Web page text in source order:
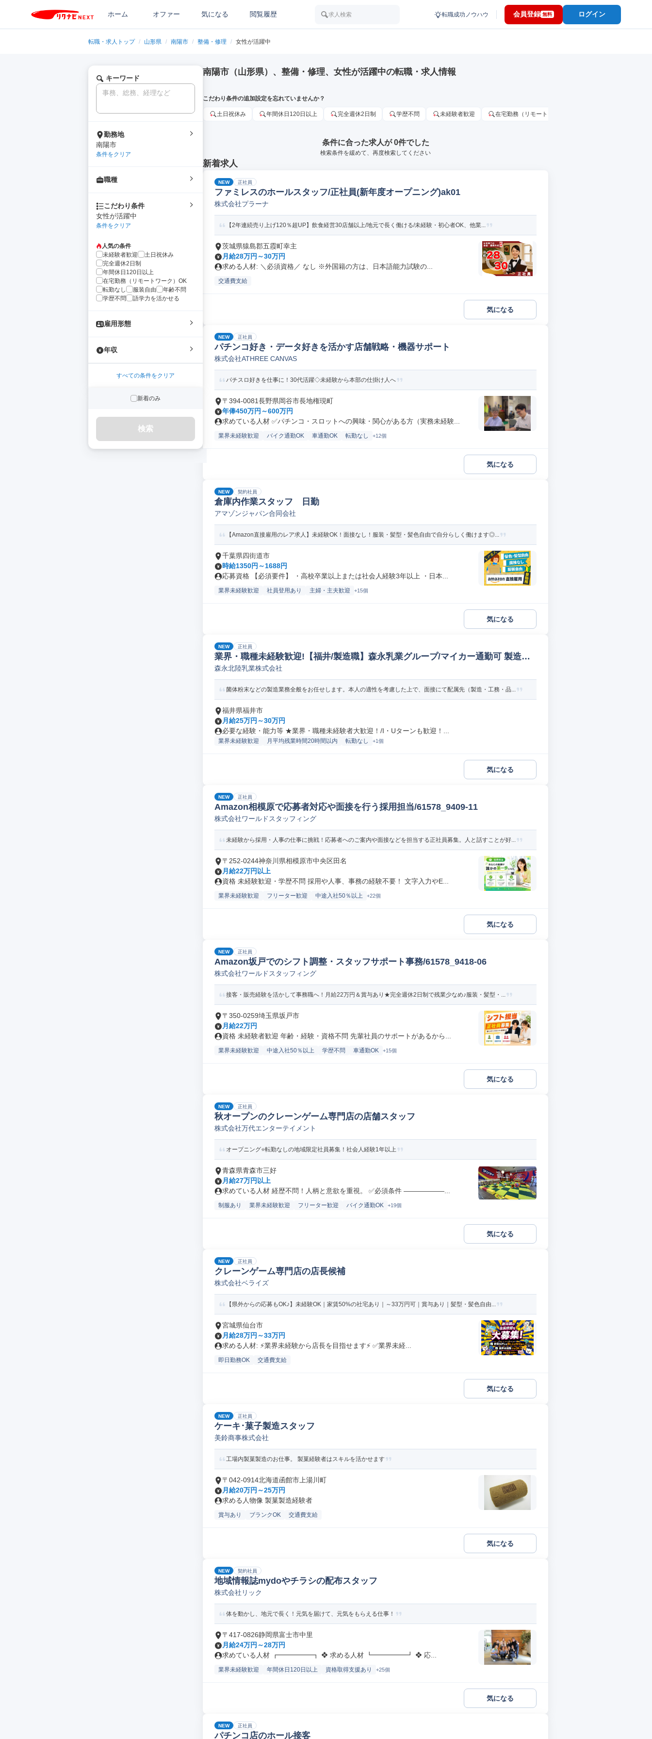
ホーム オファー 気になる 閲覧履歴 求人検索 転職成功ノウハウ 会員登録 無料 ログイン
転職・求人トップ / 山形県 / 南陽市 / 整備・修理 / 女性が活躍中
キーワード
勤務地
南陽市
条件をクリア
職種
こだわり条件
女性が活躍中
条件をクリア
人気の条件
未経験者歓迎
土日祝休み
完全週休2日制
年間休日120日以上
在宅勤務（リモートワーク）OK
転勤なし
服装自由
年齢不問
学歴不問
語学力を活かせる
雇用形態
年収
すべての条件をクリア
新着のみ
検索
南陽市（山形県）、整備・修理、女性が活躍中の転職・求人情報
こだわり条件の追加設定を忘れていませんか？
土日祝休み 年間休日120日以上 完全週休2日制 学歴不問 未経験者歓迎 在宅勤務（リモートワーク）OK
条件に合った求人が 0件でした
検索条件を緩めて、再度検索してください
新着求人
NEW 正社員
ファミレスのホールスタッフ/正社員(新年度オープニング)ak01
株式会社プラーナ
【2年連続売り上げ120％超UP】飲食経営30店舗以上/地元で長く働ける/未経験・初心者OK、他業...
茨城県猿島郡五霞町幸主
月給28万円～30万円
求める人材: ＼必須資格／ なし ※外国籍の方は、日本語能力試験の...
交通費支給
気になる
NEW 正社員
パチンコ好き・データ好きを活かす店舗戦略・機器サポート
株式会社ATHREE CANVAS
パチスロ好きを仕事に！30代活躍◇未経験から本部の仕掛け人へ
〒394-0081長野県岡谷市長地権現町
年俸450万円～600万円
求めている人材 ✅パチンコ・スロットへの興味・関心がある方（実務未経験...
業界未経験歓迎 バイク通勤OK 車通勤OK 転勤なし +12個
気になる
NEW 契約社員
倉庫内作業スタッフ 日勤
アマゾンジャパン合同会社
【Amazon直接雇用のレア求人】未経験OK！面接なし！服装・髪型・髪色自由で自分らしく働けます◎...
千葉県四街道市
時給1350円～1688円
応募資格 【必須要件】 ・高校卒業以上または社会人経験3年以上 ・日本...
業界未経験歓迎 社員登用あり 主婦・主夫歓迎 +15個
気になる
NEW 正社員
業界・職種未経験歓迎!【福井/製造職】森永乳業グループ/マイカー通勤可 製造オ
ペレーター/ラインマネージャー(食品/飲料/たばこ)
森永北陸乳業株式会社
菌体粉末などの製造業務全般をお任せします。本人の適性を考慮した上で、面接にて配属先（製造・工務・品...
福井県福井市
月給25万円～30万円
必要な経験・能力等 ★業界・職種未経験者大歓迎！/I・Uターンも歓迎！...
業界未経験歓迎 月平均残業時間20時間以内 転勤なし +1個
気になる
NEW 正社員
Amazon相模原で応募者対応や面接を行う採用担当/61578_9409-11
株式会社ワールドスタッフィング
未経験から採用・人事の仕事に挑戦！応募者へのご案内や面接などを担当する正社員募集。人と話すことが好...
〒252-0244神奈川県相模原市中央区田名
月給22万円以上
資格 未経験歓迎・学歴不問 採用や人事、事務の経験不要！ 文字入力やE...
業界未経験歓迎 フリーター歓迎 中途入社50％以上 +22個
気になる
NEW 正社員
Amazon坂戸でのシフト調整・スタッフサポート事務/61578_9418-06
株式会社ワールドスタッフィング
接客・販売経験を活かして事務職へ！月給22万円＆賞与あり★完全週休2日制で残業少なめ♪服装・髪型・...
〒350-0259埼玉県坂戸市
月給22万円
資格 未経験者歓迎 年齢・経験・資格不問 先輩社員のサポートがあるから...
業界未経験歓迎 中途入社50％以上 学歴不問 車通勤OK +15個
気になる
NEW 正社員
秋オープンのクレーンゲーム専門店の店舗スタッフ
株式会社万代エンターテイメント
オープニング⭐転勤なしの地域限定社員募集！社会人経験1年以上
青森県青森市三好
月給27万円以上
求めている人材 経歴不問！人柄と意欲を重視。 ✅必須条件 ――――――...
制服あり 業界未経験歓迎 フリーター歓迎 バイク通勤OK +19個
気になる
NEW 正社員
クレーンゲーム専門店の店長候補
株式会社ベライズ
【県外からの応募もOK♪】未経験OK｜家賃50%の社宅あり｜～33万円可｜賞与あり｜髪型・髪色自由...
宮城県仙台市
月給28万円～33万円
求める人材: ⚡️業界未経験から店長を目指せます⚡️ ✅️業界未経...
即日勤務OK 交通費支給
気になる
NEW 正社員
ケーキ･菓子製造スタッフ
美鈴商事株式会社
工場内製菓製造のお仕事。 製菓経験者はスキルを活かせます
〒042-0914北海道函館市上湯川町
月給20万円～25万円
求める人物像 製菓製造経験者
賞与あり ブランクOK 交通費支給
気になる
NEW 契約社員
地域情報誌mydoやチラシの配布スタッフ
株式会社リック
体を動かし、地元で長く！元気を届けて、元気をもらえる仕事！
〒417-0826静岡県富士市中里
月給24万円～28万円
求めている人材 ┏━━━━━┓ ❖ 求める人材 ┗━━━━━┛ ❖ 応...
業界未経験歓迎 年間休日120日以上 資格取得支援あり +25個
気になる
NEW 正社員
パチンコ店のホール接客